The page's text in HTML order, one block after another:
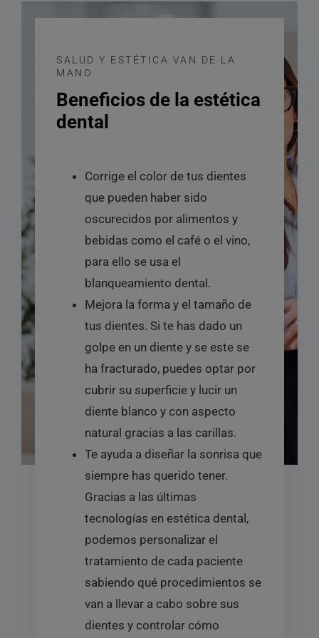
SALUD Y ESTÉTICA VAN DE LA
MANO
Beneficios de la estética
dental
Corrige el color de tus dientes
que pueden haber sido
oscurecidos por alimentos y
bebidas como el café o el vino,
para ello se usa el
blanqueamiento dental.
Mejora la forma y el tamaño de
tus dientes. Si te has dado un
golpe en un diente y se este se
ha fracturado, puedes optar por
cubrir su superficie y lucir un
diente blanco y con aspecto
natural gracias a las carillas.
Te ayuda a diseñar la sonrisa que
siempre has querido tener.
Gracias a las últimas
tecnologías en estética dental,
podemos personalizar el
tratamiento de cada paciente
sabiendo qué procedimientos se
van a llevar a cabo sobre sus
dientes y controlar cómo